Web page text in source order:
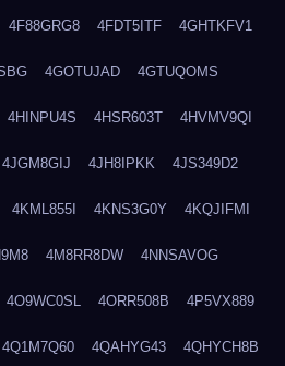
4F88GRG8 4FDT5ITF 4GHTKFV1
4GOTUJAD 4GTUQOMS
4HINPU4S 4HSR603T 4HVMV9QI
4JGM8GIJ 4JH8IPKK 4JS349D2
4KML855I 4KNS3G0Y 4KQJIFMI
4M8RR8DW 4NNSAVOG
4O9WC0SL 4ORR508B 4P5VX889
4Q1M7Q60 4QAHYG43 4QHYCH8B